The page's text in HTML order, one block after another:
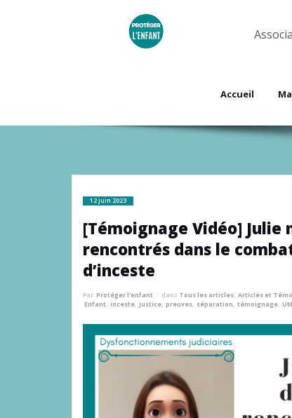
Accueil
12 juin 2023
[Témoignage Vidéo]
rencontrés dans le
d’inceste
Par Protéger l'enfant dans Tous les articles, Articles et
Enfant, inceste, Justice, preuves, séparation, témoignage,